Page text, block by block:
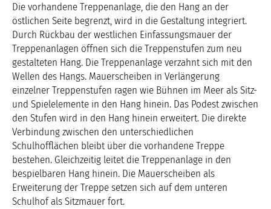
Die vorhandene Treppenanlage, die den Hang an der
östlichen Seite begrenzt, wird in die Gestaltung integriert.
Durch Rückbau der westlichen Einfassungsmauer der
Treppenanlagen öffnen sich die Treppenstufen zum neu
gestalteten Hang. Die Treppenanlage verzahnt sich mit den
Wellen des Hangs. Mauerscheiben in Verlängerung
einzelner Treppenstufen ragen wie Bühnen im Meer als Sitz-
und Spielelemente in den Hang hinein. Das Podest zwischen
den Stufen wird in den Hang hinein erweitert. Die direkte
Verbindung zwischen den unterschiedlichen
Schulhofflächen bleibt über die vorhandene Treppe
bestehen. Gleichzeitig leitet die Treppenanlage in den
bespielbaren Hang hinein. Die Mauerscheiben als
Erweiterung der Treppe setzen sich auf dem unteren
Schulhof als Sitzmauer fort.